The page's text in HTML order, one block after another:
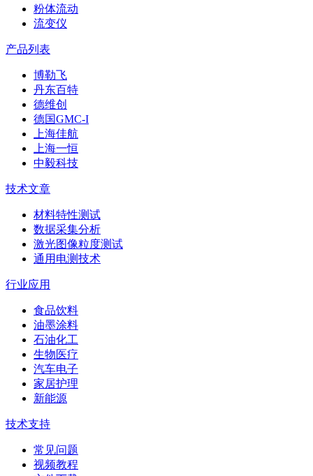
粉体流动
流变仪
产品列表
博勒飞
丹东百特
德维创
德国GMC-I
上海佳航
上海一恒
中毅科技
技术文章
材料特性测试
数据采集分析
激光图像粒度测试
通用电测技术
行业应用
食品饮料
油墨涂料
石油化工
生物医疗
汽车电子
家居护理
新能源
技术支持
常见问题
视频教程